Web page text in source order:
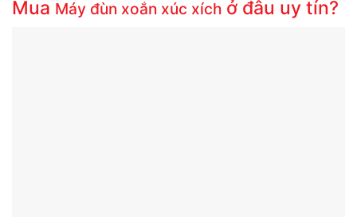
Mua Máy đùn xoắn xúc xích ở đâu uy tín?